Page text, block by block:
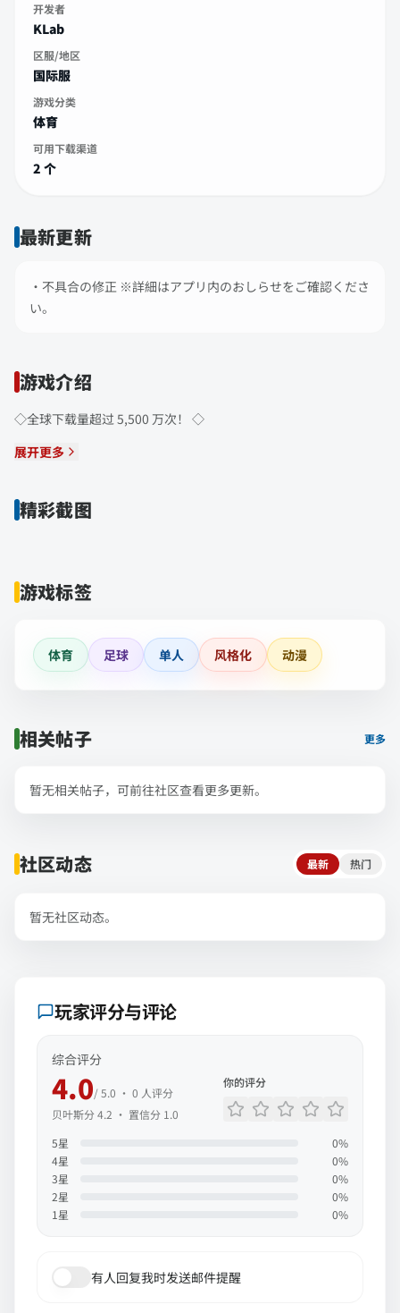
开发者
KLab
区服/地区
国际服
游戏分类
体育
可用下载渠道
2 个
最新更新
・不具合の修正 ※詳細はアプリ内のおしらせをご確認くださ
い。
游戏介绍
◇全球下载量超过 5,500 万次！ ◇
展开更多
精彩截图
游戏标签
体育 足球 单人 风格化 动漫
相关帖子 更多
暂无相关帖子，可前往社区查看更多更新。
社区动态 最新 热门
暂无社区动态。
玩家评分与评论
综合评分
4.0/ 5.0 · 0 人评分
贝叶斯分4.2 · 置信分 1.0
你的评分
5星 0%
4星 0%
3星 0%
2星 0%
1 星 0%
有人回复我时发送邮件提醒